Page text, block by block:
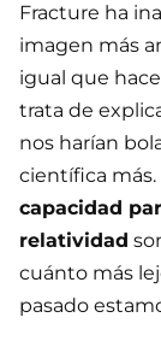
Fracture ha
imagen más
igual que
trata de
nos harían
científica más.
capacidad
relatividad
cuánto más
pasado